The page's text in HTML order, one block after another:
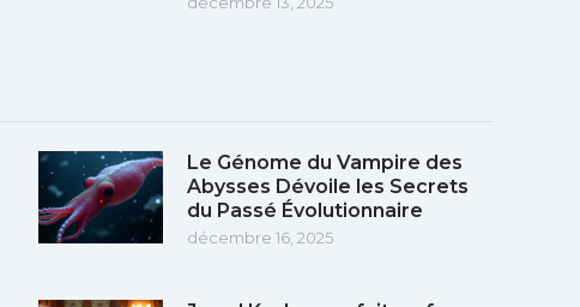
Le Génome du Vampire des
Abysses Dévoile les Secrets
du Passé Évolutionnaire
décembre 16, 2025